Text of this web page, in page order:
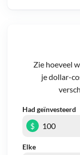
Zie hoeveel
je dollar-
Had geïnvesteerd
Elke
$